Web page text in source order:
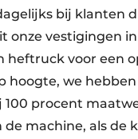
bij klanten
onze vestigingen
heftruck voor een
hoogte, we
100 procent
machine, als de